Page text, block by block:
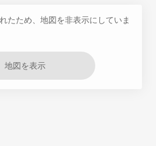
たため、地図を非表示にしていま
地図を表示